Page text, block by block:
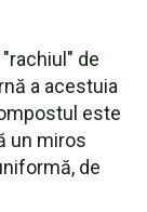
de
a acestuia
este
un miros
de